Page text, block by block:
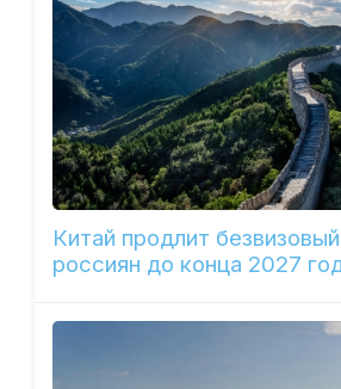
Китай продлит
россиян до конца 2027